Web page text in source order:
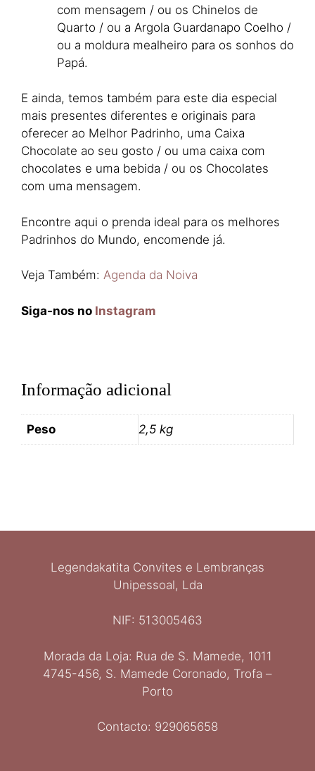
com mensagem / ou os Chinelos de
Quarto / ou a Argola Guardanapo Coelho /
ou a moldura mealheiro para os sonhos do
Papá.
E ainda, temos também para este dia especial
mais presentes diferentes e originais para
oferecer ao Melhor Padrinho, uma Caixa
Chocolate ao seu gosto / ou uma caixa com
chocolates e uma bebida / ou os Chocolates
com uma mensagem.
Encontre aqui o prenda ideal para os melhores
Padrinhos do Mundo, encomende já.
Veja Também: Agenda da Noiva
Siga-nos no Instagram
Informação adicional
Peso 2,5 kg
Legendakatita Convites e Lembranças
Unipessoal, Lda
NIF: 513005463
Morada da Loja: Rua de S. Mamede, 1011
4745-456, S. Mamede Coronado, Trofa –
Porto
Contacto: 929065658